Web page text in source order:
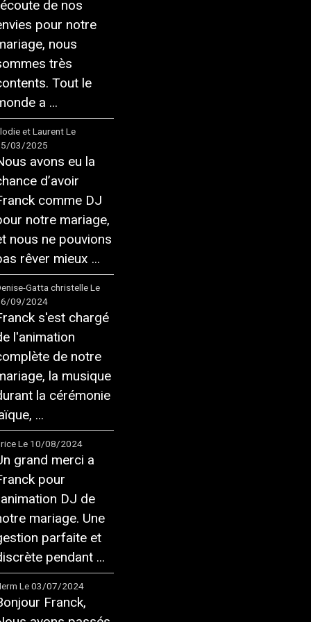
de nos
pour notre
nous
très
Tout le
a ...
et Laurent Le
03/2025
avons eu la
d’avoir
comme DJ
notre mariage,
nous ne pouvions
rêver mieux ...
Gatta christelle Le
09/2024
s'est chargé
l'animation
de notre
la musique
la cérémonie
...
Le 10/08/2024
grand merci a
pour
DJ de
mariage. Une
parfaite et
pendant ...
Le 03/07/2024
Franck,